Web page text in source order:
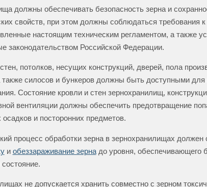
должны обеспечивать безопасность зерна и
свойств, при этом должны соблюдаться требования
настоящим техническим регламентом, а также
законодательством Российской Федерации.
потолков, несущих конструкций, дверей, пола
силосов и бункеров должны быть доступными для
Состояние кровли и стен зернохранилищ,
вентиляции должны обеспечить предотвращение
и посторонних предметов.
процесс обработки зерна в зернохранилищах должен
и обеззараживание зернадо уровня, обеспечивающего
не допускается хранить совместно с зерном